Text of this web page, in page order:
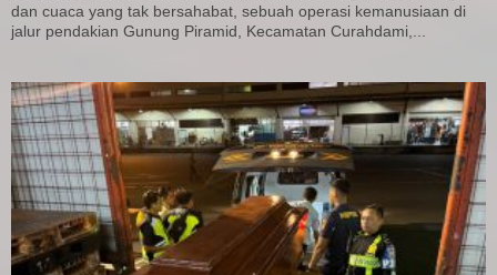
dan cuaca yang tak bersahabat, sebuah operasi kemanusiaan di
jalur pendakian Gunung Piramid, Kecamatan Curahdami,...